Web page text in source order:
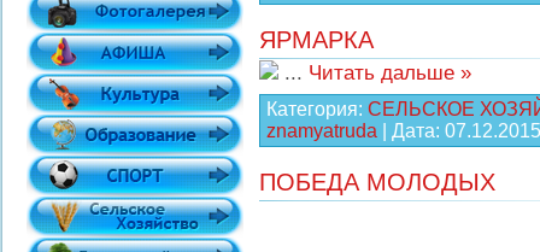
ЯРМАРКА
... Читать дальше »
Категория: СЕЛЬСКОЕ
znamyatruda | Дата: 07.12.2015
ПОБЕДА МОЛОДЫХ